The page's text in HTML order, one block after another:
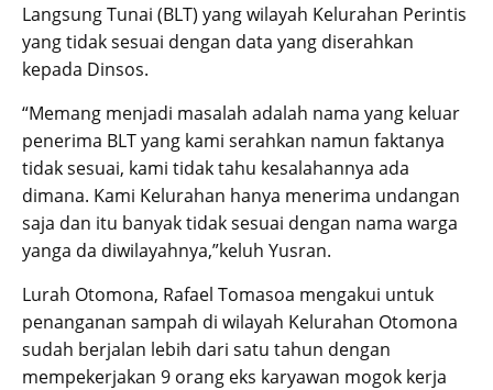
Langsung Tunai (BLT) yang wilayah Kelurahan Perintis
yang tidak sesuai dengan data yang diserahkan
kepada Dinsos.
“Memang menjadi masalah adalah nama yang keluar
penerima BLT yang kami serahkan namun faktanya
tidak sesuai, kami tidak tahu kesalahannya ada
dimana. Kami Kelurahan hanya menerima undangan
saja dan itu banyak tidak sesuai dengan nama warga
yanga da diwilayahnya,”keluh Yusran.
Lurah Otomona, Rafael Tomasoa mengakui untuk
penanganan sampah di wilayah Kelurahan Otomona
sudah berjalan lebih dari satu tahun dengan
mempekerjakan 9 orang eks karyawan mogok kerja